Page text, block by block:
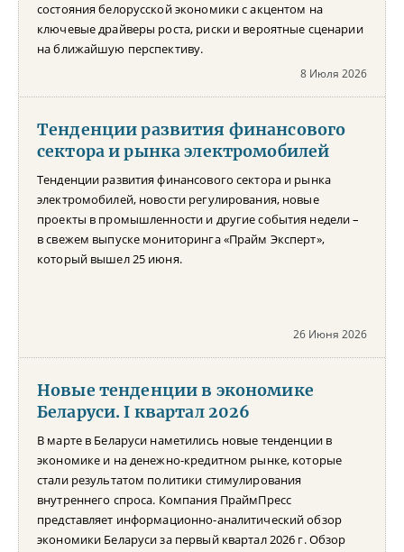
состояния белорусской экономики с акцентом на
ключевые драйверы роста, риски и вероятные сценарии
на ближайшую перспективу.
8 Июля 2026
Тенденции развития финансового
сектора и рынка электромобилей
Тенденции развития финансового сектора и рынка
электромобилей, новости регулирования, новые
проекты в промышленности и другие события недели –
в свежем выпуске мониторинга «Прайм Эксперт»,
который вышел 25 июня.
26 Июня 2026
Новые тенденции в экономике
Беларуси. I квартал 2026
В марте в Беларуси наметились новые тенденции в
экономике и на денежно-кредитном рынке, которые
стали результатом политики стимулирования
внутреннего спроса. Компания ПраймПресс
представляет информационно-аналитический обзор
экономики Беларуси за первый квартал 2026 г. Обзор